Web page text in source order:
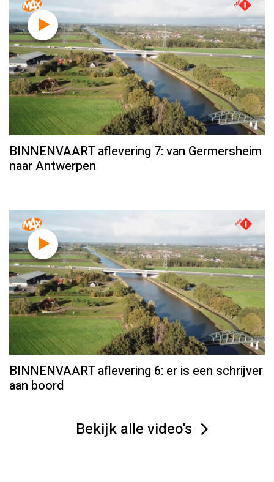
BINNENVAART aflevering 7: van Germersheim
naar Antwerpen
BINNENVAART aflevering 6: er is een schrijver
aan boord
Bekijk alle video's